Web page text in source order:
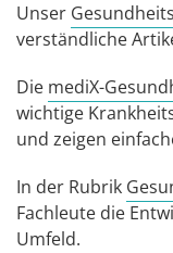
Unser
verständliche
Die mediX-
wichtige
und zeigen
In der Rubrik
Fachleute die
Umfeld.